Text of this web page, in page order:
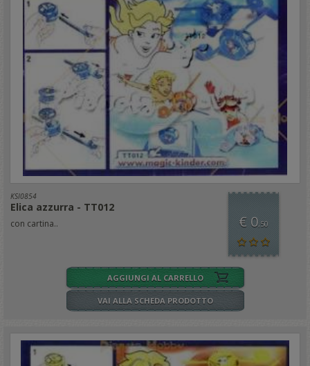
KSI0854
Elica azzurra - TT012
con cartina.. € 0,50
AGGIUNGI AL CARRELLO
VAI ALLA SCHEDA PRODOTTO